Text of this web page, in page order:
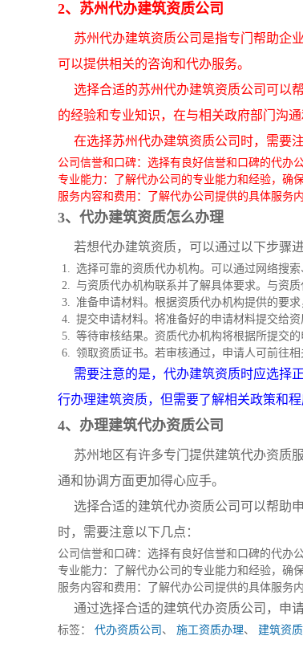
2、苏州代办建筑资质公司
苏州代办建筑资质公司是指专门帮助企
可以提供相关的咨询和代办服务。
选择合适的苏州代办建筑资质公司可以
的经验和专业知识，在与相关政府部门沟
在选择苏州代办建筑资质公司时，需要
公司信誉和口碑：选择有良好信誉和口碑的代办
专业能力：了解代办公司的专业能力和经验，确
服务内容和费用：了解代办公司提供的具体服务
3、代办建筑资质怎么办理
若想代办建筑资质，可以通过以下步骤进
选择可靠的资质代办机构。可以通过网络搜
与资质代办机构联系并了解具体要求。与资
准备申请材料。根据资质代办机构提供的要
提交申请材料。将准备好的申请材料提交给
等待审核结果。资质代办机构将根据所提交
领取资质证书。若审核通过，申请人可前往相
需要注意的是，代办建筑资质时应选择
行办理建筑资质，但需要了解相关政策和
4、办理建筑代办资质公司
苏州地区有许多专门提供建筑代办资质
通和协调方面更加得心应手。
选择合适的建筑代办资质公司可以帮助
时，需要注意以下几点：
公司信誉和口碑：选择有良好信誉和口碑的代办
专业能力：了解代办公司的专业能力和经验，确
服务内容和费用：了解代办公司提供的具体服务
通过选择合适的建筑代办资质公司，申
标签： 代办资质公司 、 施工资质办理、 建筑资质